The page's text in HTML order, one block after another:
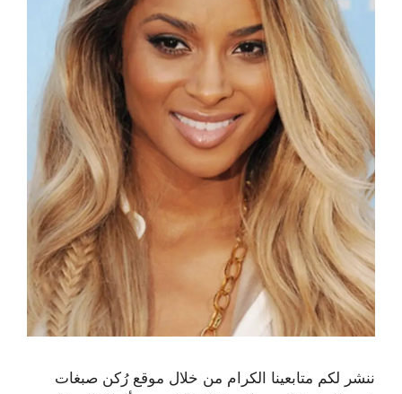
ننشر لكم متابعينا الكرام من خلال موقع رُكن صبغات